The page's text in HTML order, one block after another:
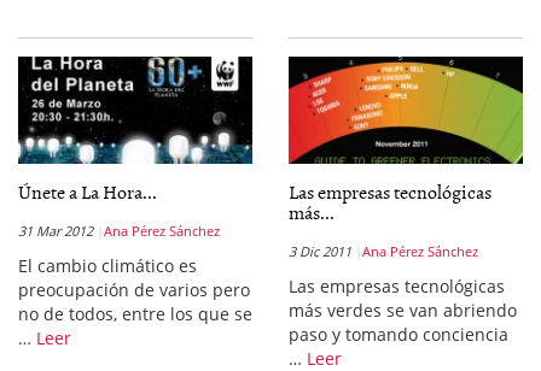
Únete a La Hora...
31 Mar 2012 Ana Pérez Sánchez
El cambio climático es
preocupación de varios pero
no de todos, entre los que se
… Leer
Las empresas tecnológicas
más...
3 Dic 2011 Ana Pérez Sánchez
Las empresas tecnológicas
más verdes se van abriendo
paso y tomando conciencia
… Leer